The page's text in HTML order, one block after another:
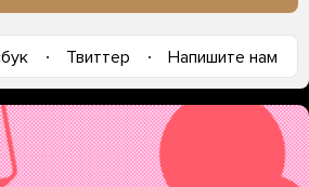
Твиттер Напишите нам